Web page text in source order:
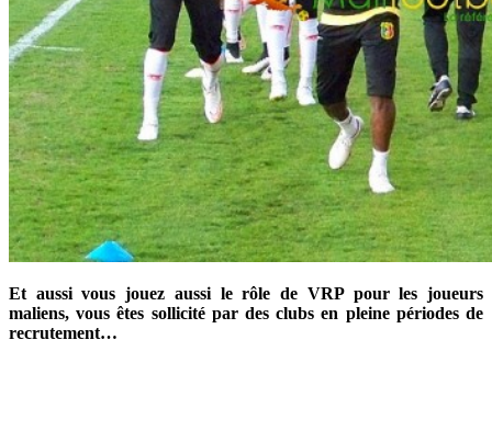
Et aussi vous jouez aussi le rôle de VRP pour les joueurs
maliens, vous êtes sollicité par des clubs en pleine périodes de
recrutement…